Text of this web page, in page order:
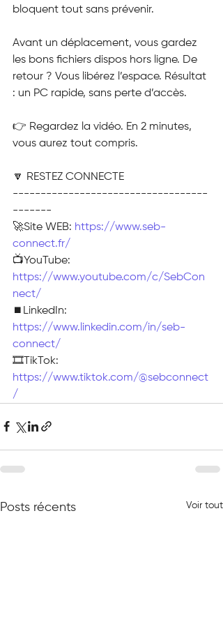
bloquent tout sans prévenir.
Avant un déplacement, vous gardez
les bons fichiers dispos hors ligne. De
retour ? Vous libérez l’espace. Résultat
: un PC rapide, sans perte d’accès.
👉 Regardez la vidéo. En 2 minutes,
vous aurez tout compris.
🔽 RESTEZ CONNECTE
-----------------------------------
-------
🚀Site WEB: https://www.seb-
connect.fr/
📺YouTube:
https://www.youtube.com/c/SebCon
nect/
⏹️LinkedIn:
https://www.linkedin.com/in/seb-
connect/
🎞TikTok:
https://www.tiktok.com/@sebconnect
/
Posts récents Voir tout